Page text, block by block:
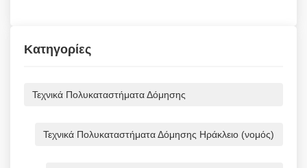
Κατηγορίες
Τεχνικά Πολυκαταστήματα Δόμησης
Τεχνικά Πολυκαταστήματα Δόμησης Ηράκλειο (νομός)